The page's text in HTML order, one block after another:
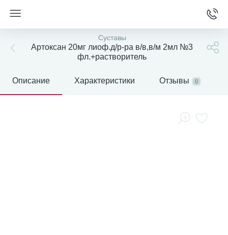
Суставы
Артоксан 20мг лиоф.д/р-ра в/в,в/м 2мл №3
фл.+растворитель
Описание Характеристики Отзывы 0